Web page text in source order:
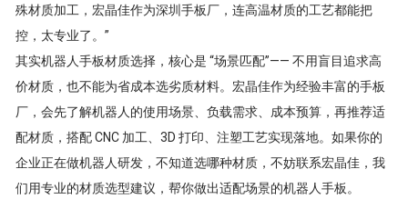
殊材质加工，宏晶佳作为深圳手板厂，连高温材质的工艺都能把
控，太专业了。”
其实机器人手板材质选择，核心是 “场景匹配”—— 不用盲目追求高
价材质，也不能为省成本选劣质材料。宏晶佳作为经验丰富的手板
厂，会先了解机器人的使用场景、负载需求、成本预算，再推荐适
配材质，搭配 CNC 加工、3D 打印、注塑工艺实现落地。如果你的
企业正在做机器人研发，不知道选哪种材质，不妨联系宏晶佳，我
们用专业的材质选型建议，帮你做出适配场景的机器人手板。